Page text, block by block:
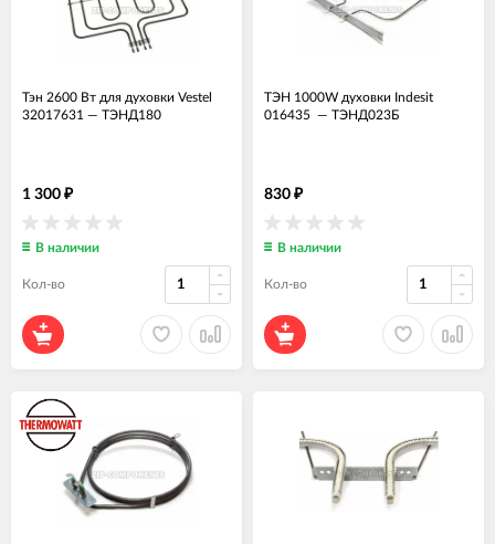
Тэн 2600 Вт для духовки Vestel
32017631 — ТЭНД180
1 300 ₽
В наличии
Кол-во
ТЭН 1000W духовки Indesit
016435 — ТЭНД023Б
830 ₽
В наличии
Кол-во